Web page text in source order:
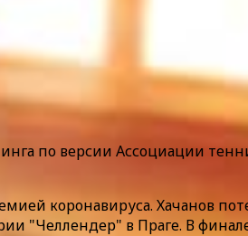
по версии Ассоциации
коронавируса. Хачанов
"Челлендер" в Праге. В